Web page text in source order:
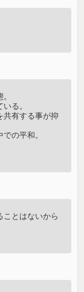
る。
共有する事が抑
の平和。
ことはないから